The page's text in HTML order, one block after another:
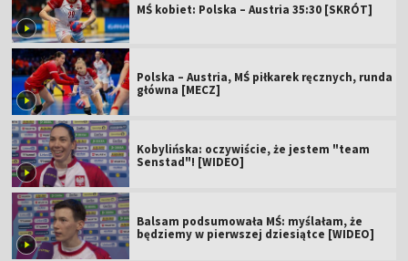
MŚ kobiet: Polska – Austria 35:30 [SKRÓT]
Polska – Austria, MŚ piłkarek ręcznych, runda
główna [MECZ]
Kobylińska: oczywiście, że jestem "team
Senstad"! [WIDEO]
Balsam podsumowała MŚ: myślałam, że
będziemy w pierwszej dziesiątce [WIDEO]